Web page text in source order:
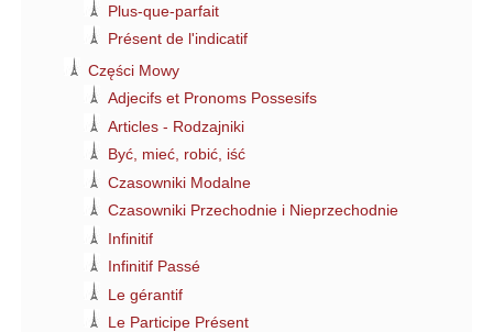
Plus-que-parfait
Présent de l'indicatif
Części Mowy
Adjecifs et Pronoms Possesifs
Articles - Rodzajniki
Być, mieć, robić, iść
Czasowniki Modalne
Czasowniki Przechodnie i Nieprzechodnie
Infinitif
Infinitif Passé
Le gérantif
Le Participe Présent